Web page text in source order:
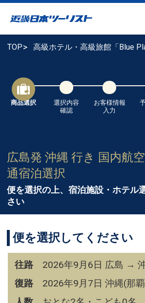
TOP 高級ホテル・高級旅館「Blue
商品選択
選択内容
確認
お客様情報
入力
広島発 沖縄 行き 国内航
通宿泊選択
便を選択の上、宿泊施設・ホテル
さい
便を選択してください
往路
2026年9月6日 広島 →
復路
2026年9月7日 沖縄(那